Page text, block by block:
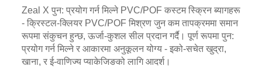
Zeal X पुन: प्रयोग गर्न मिल्ने PVC/POF कस्टम स्क्रिन ब्यागहरू
- क्रिस्टल-क्लियर PVC/POF मिश्रण जुन कम तापक्रममा समान
रूपमा संकुचन हुन्छ, ऊर्जा-कुशल सील प्रदान गर्दै। पूर्ण रूपमा पुन:
प्रयोग गर्न मिल्ने र आकारमा अनुकूलन योग्य - इको-सचेत खुद्रा,
खाना, र ई-वाणिज्य प्याकेजिङको लागि आदर्श।